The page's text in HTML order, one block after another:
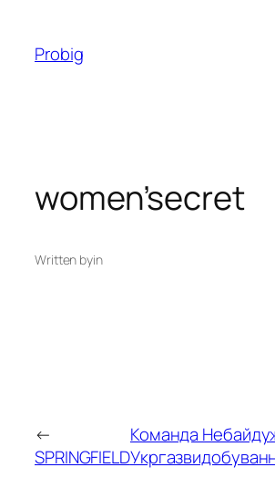
вмісту
Probig
women’secret
Written byin
←
SPRINGFIELD
Команда